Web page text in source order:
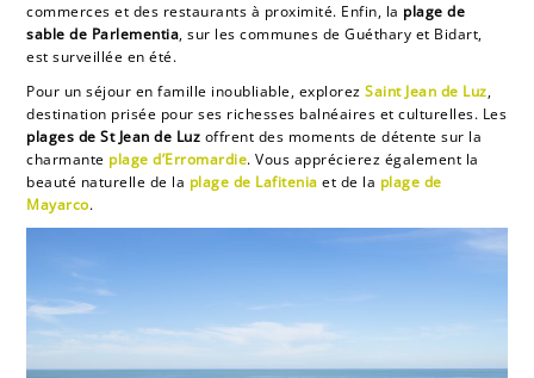
commerces et des restaurants à proximité. Enfin, la plage de
sable de Parlementia, sur les communes de Guéthary et Bidart,
est surveillée en été.
Pour un séjour en famille inoubliable, explorezSaint Jean de Luz,
destination prisée pour ses richesses balnéaires et culturelles. Les
plages de St Jean de Luz offrent des moments de détente sur la
charmante plage d’Erromardie. Vous apprécierez également la
beauté naturelle de la plage de Lafitenia et de la plage de
Mayarco.